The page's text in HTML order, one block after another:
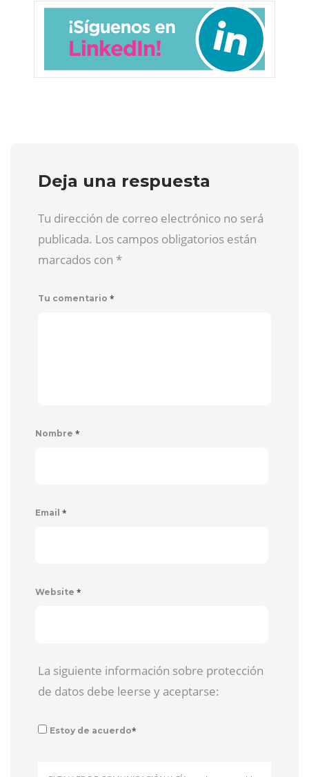
Deja una respuesta
Tu dirección de correo electrónico no será
publicada. Los campos obligatorios están
marcados con *
Tu comentario *
Nombre *
Email *
Website *
La siguiente información sobre protección
de datos debe leerse y aceptarse:
Estoy de acuerdo*